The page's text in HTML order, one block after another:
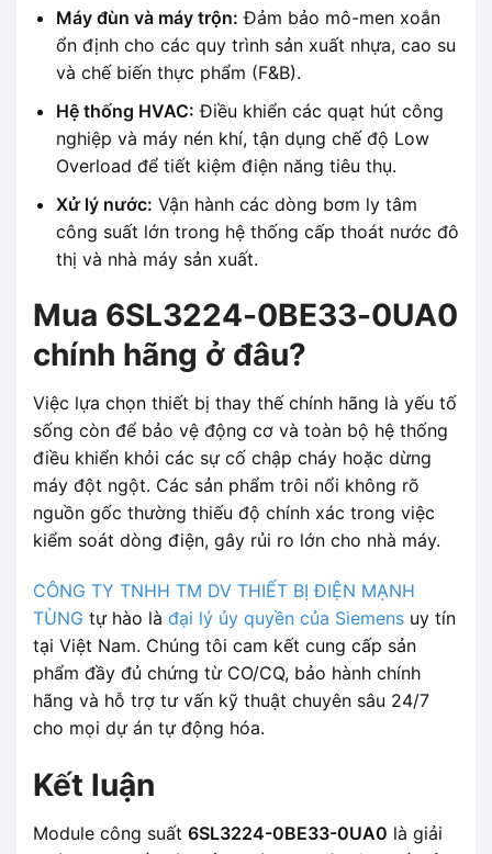
Máy đùn và máy trộn: Đảm bảo mô-men xoắn
ổn định cho các quy trình sản xuất nhựa, cao su
và chế biến thực phẩm (F&B).
Hệ thống HVAC: Điều khiển các quạt hút công
nghiệp và máy nén khí, tận dụng chế độ Low
Overload để tiết kiệm điện năng tiêu thụ.
Xử lý nước: Vận hành các dòng bơm ly tâm
công suất lớn trong hệ thống cấp thoát nước đô
thị và nhà máy sản xuất.
Mua 6SL3224-0BE33-0UA0
chính hãng ở đâu?
Việc lựa chọn thiết bị thay thế chính hãng là yếu tố
sống còn để bảo vệ động cơ và toàn bộ hệ thống
điều khiển khỏi các sự cố chập cháy hoặc dừng
máy đột ngột. Các sản phẩm trôi nổi không rõ
nguồn gốc thường thiếu độ chính xác trong việc
kiểm soát dòng điện, gây rủi ro lớn cho nhà máy.
CÔNG TY TNHH TM DV THIẾT BỊ ĐIỆN MẠNH
TÙNG tự hào là đại lý ủy quyền của Siemens uy tín
tại Việt Nam. Chúng tôi cam kết cung cấp sản
phẩm đầy đủ chứng từ CO/CQ, bảo hành chính
hãng và hỗ trợ tư vấn kỹ thuật chuyên sâu 24/7
cho mọi dự án tự động hóa.
Kết luận
Module công suất 6SL3224-0BE33-0UA0 là giải